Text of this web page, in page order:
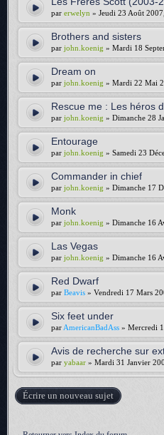
par erwelyn » Jeudi 23 Août
Brothers and sisters
par john.koenig » Mardi 18
Dream on
par john.koenig » Mardi 22 Mai
Rescue me : Les héros
par john.koenig » Dimanche 28
Entourage
par john.koenig » Samedi 23
Commander in chief
par john.koenig » Dimanche 17
Monk
par john.koenig » Dimanche 16
Las Vegas
par john.koenig » Dimanche 16
Red Dwarf
par Beavis » Vendredi 17 Mars
Six feet under
par AmericanBadAss » Mercredi
Avis de recherche sur
par yabaar » Mardi 31 Janvier
Écrire un nouveau sujet